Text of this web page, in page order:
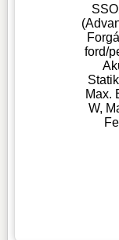
ford/
Max.
W,